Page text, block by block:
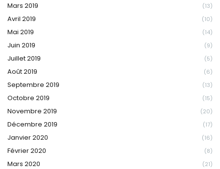
Mars 2019 (13)
Avril 2019 (10)
Mai 2019 (14)
Juin 2019 (9)
Juillet 2019 (5)
Août 2019 (6)
Septembre 2019 (13)
Octobre 2019 (15)
Novembre 2019 (20)
Décembre 2019 (17)
Janvier 2020 (16)
Février 2020 (8)
Mars 2020 (21)